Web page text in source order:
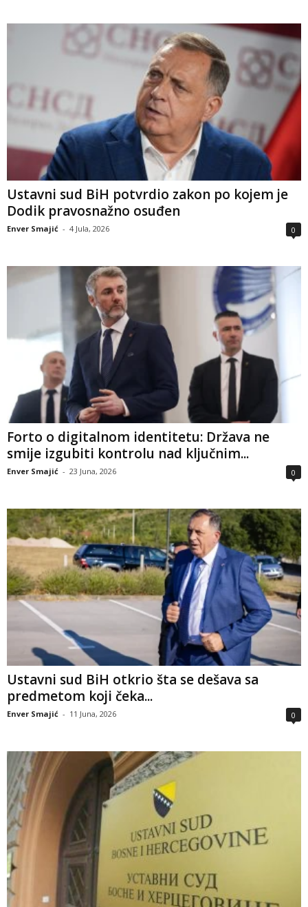
Ustavni sud BiH potvrdio zakon po kojem je
Dodik pravosnažno osuđen
Enver Smajić - 4 Jula, 2026 0
Forto o digitalnom identitetu: Država ne
smije izgubiti kontrolu nad ključnim...
Enver Smajić - 23 Juna, 2026 0
Ustavni sud BiH otkrio šta se dešava sa
predmetom koji čeka...
Enver Smajić - 11 Juna, 2026 0